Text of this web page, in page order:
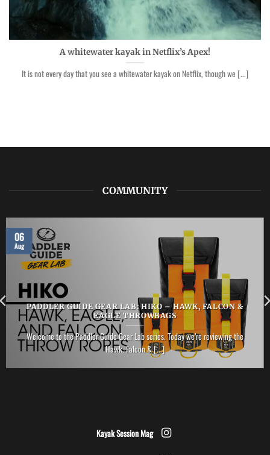
A whitewater kayak in Netflix’s Apex!
It is not every day that you see a whitewater kayak on Netflix, though we [...]
COMMUNITY
PADDLER GUIDE GEAR LAB: HIKO – HAWK, FALCON &
EAGLE THROWBAGS
Welcome to the Paddler Guide Gear Lab series. Today we’re reviewing the
Hawk, Falcon & [...]
06
Aug
Kayak Session Mag